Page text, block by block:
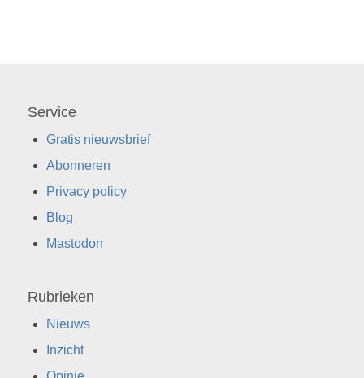
Service
Gratis nieuwsbrief
Abonneren
Privacy policy
Blog
Mastodon
Rubrieken
Nieuws
Inzicht